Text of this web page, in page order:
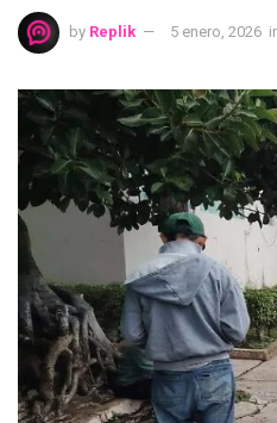
by Replik 5 enero, 2026